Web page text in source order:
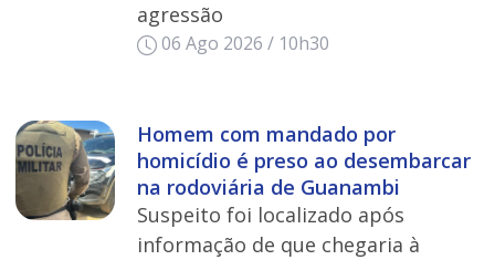
agressão
06 Ago 2026 / 10h30
Homem com mandado por
homicídio é preso ao desembarcar
na rodoviária de Guanambi
Suspeito foi localizado após
informação de que chegaria à